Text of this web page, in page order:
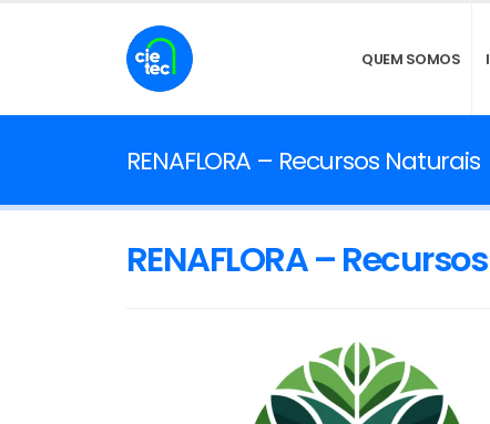
QUEM SOMOS
RENAFLORA – Recursos Naturais
RENAFLORA –